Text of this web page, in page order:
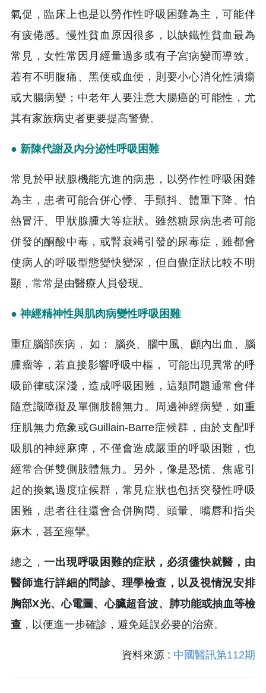
氣促，臨床上也是以勞作性呼吸困難為主，可能伴
有疲倦感。慢性貧血原因很多，以缺鐵性貧血最為
常見，女性常因月經量過多或有子宮病變而導致。
若有不明腹痛、黑便或血便，則要小心消化性潰瘍
或大腸病變；中老年人要注意大腸癌的可能性，尤
其有家族病史者更要提高警覺。
● 新陳代謝及內分泌性呼吸困難
常見於甲狀腺機能亢進的病患，以勞作性呼吸困難
為主，患者可能合併心悸、手顫抖、體重下降、怕
熱冒汗、甲狀腺腫大等症狀。雖然糖尿病患者可能
併發的酮酸中毒，或腎衰竭引發的尿毒症，雖都會
使病人的呼吸型態變快變深，但自覺症狀比較不明
顯，常常是由醫療人員發現。
● 神經精神性與肌肉病變性呼吸困難
重症腦部疾病， 如： 腦炎、腦中風、顱內出血、腦
腫瘤等，若直接影響呼吸中樞， 可能出現異常的呼
吸節律或深淺，造成呼吸困難，這類問題通常會伴
隨意識障礙及單側肢體無力。周邊神經病變，如重
症肌無力危象或Guillain-Barre症候群，由於支配呼
吸肌的神經麻痺，不僅會造成嚴重的呼吸困難，也
經常合併雙側肢體無力。另外，像是恐慌、焦慮引
起的換氣過度症候群，常見症狀也包括突發性呼吸
困難，患者往往還會合併胸悶、頭暈、嘴唇和指尖
麻木，甚至痙攣。
總之，一出現呼吸困難的症狀，必須儘快就醫，由
醫師進行詳細的問診、理學檢查，以及視情況安排
胸部X光、心電圖、心臟超音波、肺功能或抽血等檢
查 ，以便進一步確診，避免延誤必要的治療。
資料來源 : 中國醫訊第112期